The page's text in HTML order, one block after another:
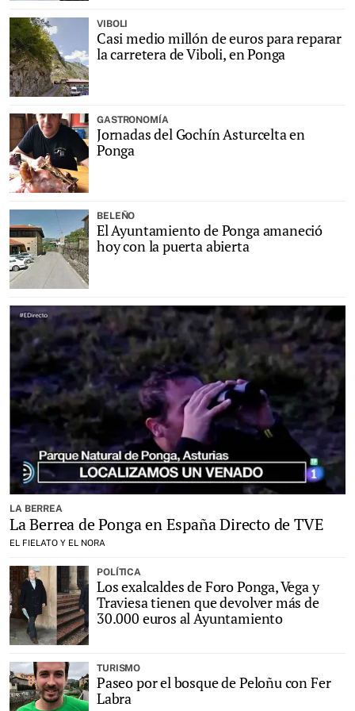
VIBOLI
Casi medio millón de euros para reparar
la carretera de Viboli, en Ponga
GASTRONOMÍA
Jornadas del Gochín Asturcelta en
Ponga
BELEÑO
El Ayuntamiento de Ponga amaneció
hoy con la puerta abierta
LA BERREA
La Berrea de Ponga en España Directo de TVE
EL FIELATO Y EL NORA
POLÍTICA
Los exalcaldes de Foro Ponga, Vega y
Traviesa tienen que devolver más de
30.000 euros al Ayuntamiento
TURISMO
Paseo por el bosque de Peloñu con Fer
Labra